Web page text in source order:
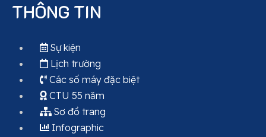
THÔNG TIN
Sự kiện
Lịch trường
Các số máy đặc biệt
CTU 55 năm
Sơ đồ trang
Infographic